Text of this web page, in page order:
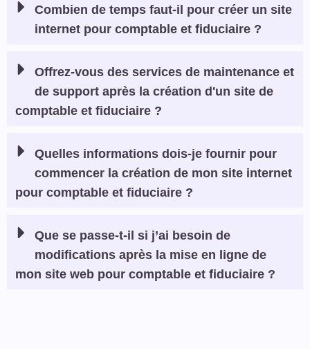
Combien de temps faut-il pour créer un site
internet pour comptable et fiduciaire ?
Offrez-vous des services de maintenance et
de support après la création d'un site de
comptable et fiduciaire ?
Quelles informations dois-je fournir pour
commencer la création de mon site internet
pour comptable et fiduciaire ?
Que se passe-t-il si j’ai besoin de
modifications après la mise en ligne de
mon site web pour comptable et fiduciaire ?